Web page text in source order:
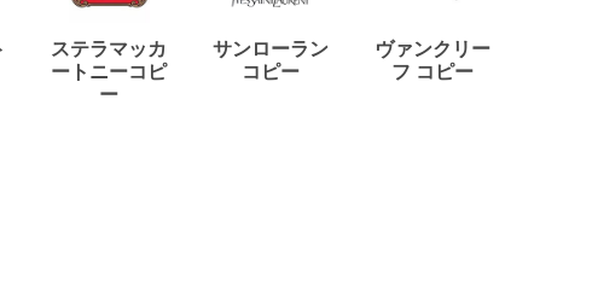
ステラマッカ
ートニーコピ
ー
サンローラン
コピー
ヴァンクリー
フ コピー